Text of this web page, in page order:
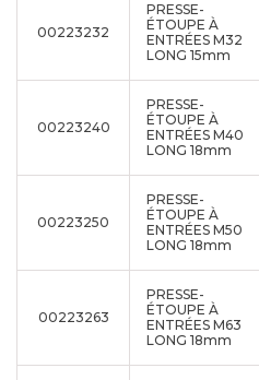
00223232
PRESSE-
ÉTOUPE À
ENTRÉES M32
LONG 15mm
00223240
PRESSE-
ÉTOUPE À
ENTRÉES M40
LONG 18mm
00223250
PRESSE-
ÉTOUPE À
ENTRÉES M50
LONG 18mm
00223263
PRESSE-
ÉTOUPE À
ENTRÉES M63
LONG 18mm